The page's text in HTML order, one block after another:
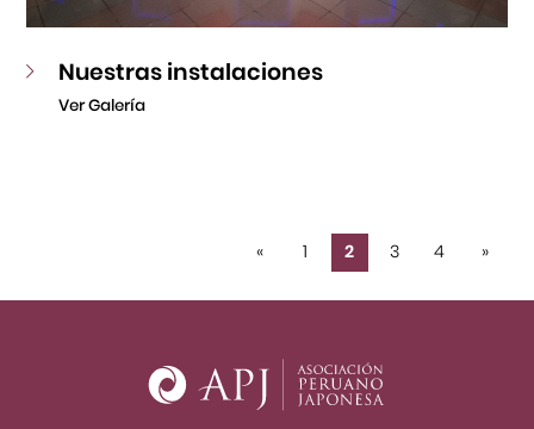
Nuestras instalaciones
Ver Galería
« 1 2 3 4 »